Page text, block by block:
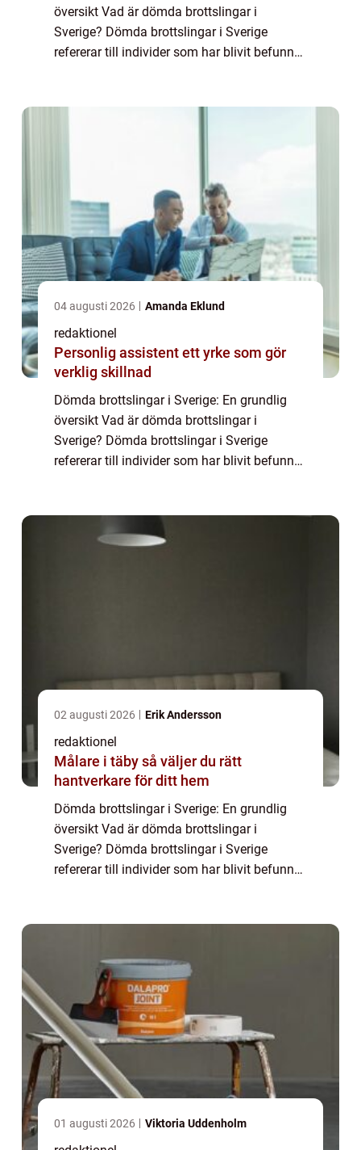
översikt Vad är dömda brottslingar i
Sverige? Dömda brottslingar i Sverige
refererar till individer som har blivit befunna
04 augusti 2026 Amanda Eklund
redaktionel
Personlig assistent ett yrke som gör
verklig skillnad
Dömda brottslingar i Sverige: En grundlig
översikt Vad är dömda brottslingar i
Sverige? Dömda brottslingar i Sverige
refererar till individer som har blivit befunna
02 augusti 2026 Erik Andersson
redaktionel
Målare i täby så väljer du rätt
hantverkare för ditt hem
Dömda brottslingar i Sverige: En grundlig
översikt Vad är dömda brottslingar i
Sverige? Dömda brottslingar i Sverige
refererar till individer som har blivit befunna
01 augusti 2026 Viktoria Uddenholm